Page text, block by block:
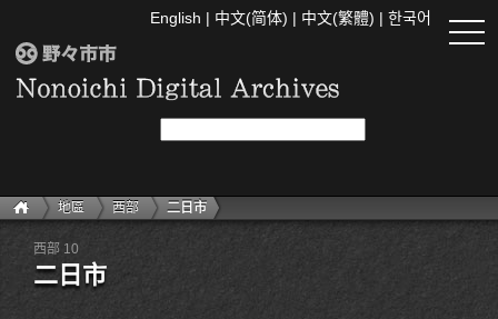
English | 中文(简体) | 中文(繁體) | 한국어
地區 西部 二日市
西部 10
二日市